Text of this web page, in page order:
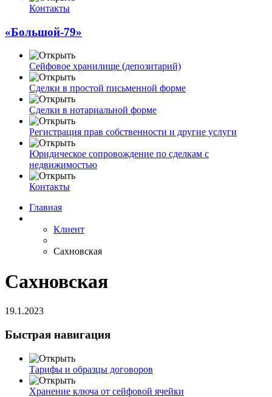
Контакты
«Большой-79»
Сейфовое хранилище (депозитарий)
Сделки в простой письменной форме
Сделки в нотариальной форме
Регистрация прав собственности и другие услуги
Юридическое сопровождение по сделкам с
недвижимостью
Контакты
Главная
Клиент
Сахновская
Сахновская
19.1.2023
Быстрая навигация
Тарифы и образцы договоров
Хранение ключа от сейфовой ячейки